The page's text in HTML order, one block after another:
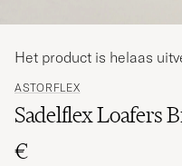
ASTORFLEX
Sadelflex Loafers
€
Het product is helaas